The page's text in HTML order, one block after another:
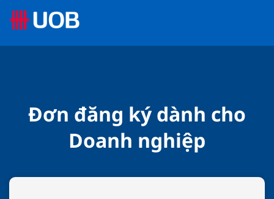
Đơn đăng ký dành cho
Doanh nghiệp